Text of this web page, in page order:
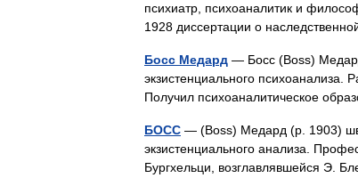
психиатр, психоаналитик и
1928 диссертации о
Босс Медард — Босс (Boss)
экзистенциального психоанализа.
Получил психоаналитическое
БОСС — (Boss) Медард (р. 1903)
экзистенциального анализа.
Бургхельци, возглавлявшейся Э.